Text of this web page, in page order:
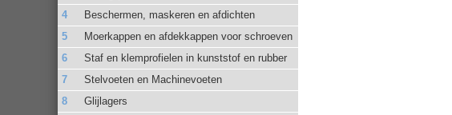
Beschermen, maskeren en afdichten
Moerkappen en afdekkappen voor schroeven
Staf en klemprofielen in kunststof en rubber
Stelvoeten en Machinevoeten
Glijlagers